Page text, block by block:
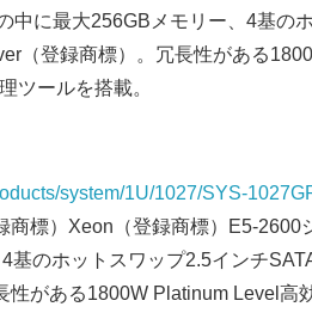
中に最大256GBメモリー、4基の
（登録商標）。冗長性がある
ツールを搭載。
system/1U/1027/SYS-
商標）Xeon（登録商標）E5-2600
基のホットスワップ2.5インチ
性がある1800W Platinum Level高